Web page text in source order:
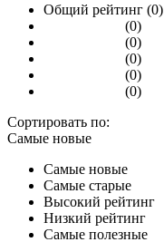
Общий рейтинг (0)
(0)
(0)
(0)
(0)
(0)
Сортировать по:
Самые новые
Самые новые
Самые старые
Высокий рейтинг
Низкий рейтинг
Самые полезные